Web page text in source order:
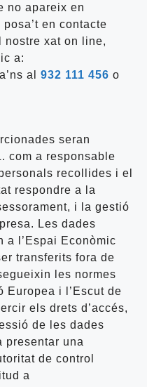
no apareix en
en contacte
nostre xat on line,
a:
al 932 111 456 o
seran
com a responsable
recollides i el
respondre a la
i la gestió
Les dades
a l’Espai Econòmic
transferits fora de
les normes
Europea i l’Escut de
els drets d’accés,
de les dades
presentar una
de control
a